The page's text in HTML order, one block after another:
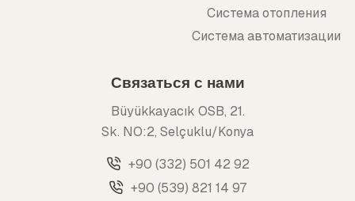
Система отопления
Система автоматизации
Связаться с нами
Büyükkayacık OSB, 21.
Sk. NO:2, Selçuklu/Konya
+90 (332) 501 42 92
+90 (539) 821 14 97